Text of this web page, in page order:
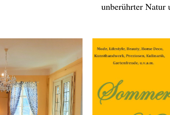
unberührter